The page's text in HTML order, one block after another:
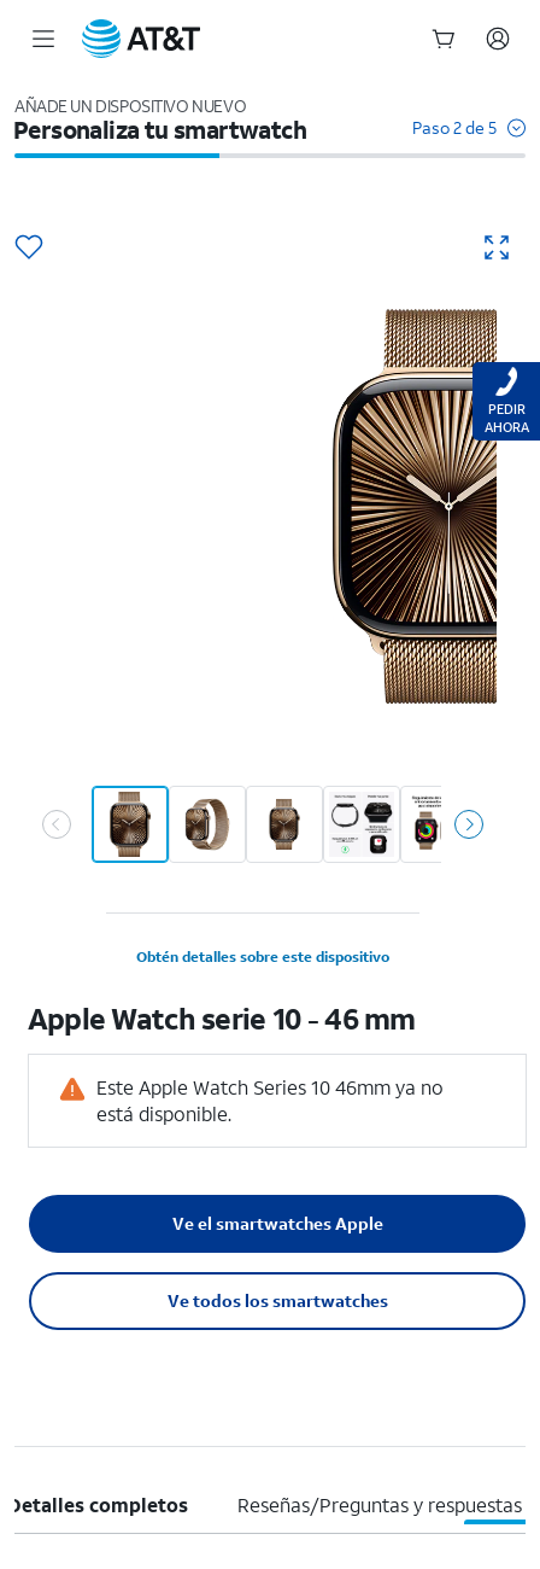
AÑADE UN DISPOSITIVO NUEVO
Personaliza tu smartwatch Paso 2 de 5
Obtén detalles sobre este dispositivo
Apple Watch serie 10 - 46 mm
Este Apple Watch Series 10 46mm ya no
está disponible.
Ve todos los smartwatches
Ve el smartwatches Apple
Detalles completos Reseñas/Preguntas y respuestas
PEDIR
AHORA